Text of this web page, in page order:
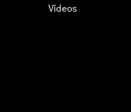
Vídeos